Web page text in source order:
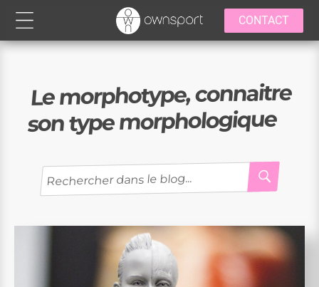
CONTACT
Le morphotype, connaitre
son type morphologique
Recherche
pour